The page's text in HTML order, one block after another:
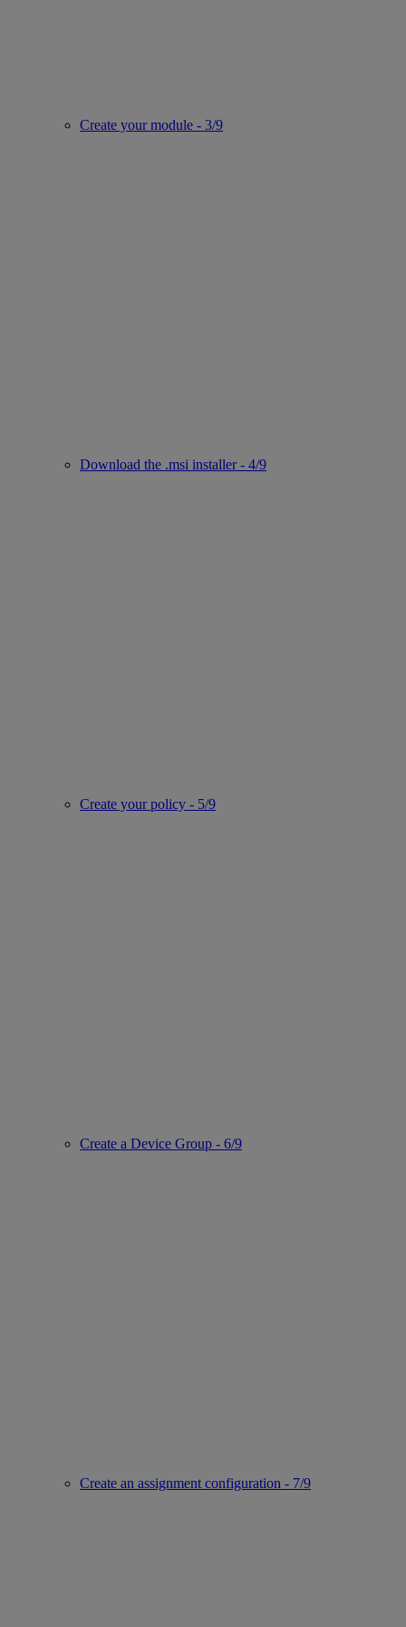
Create your module - 3/9
Download the .msi installer - 4/9
Create your policy - 5/9
Create a Device Group - 6/9
Create an assignment configuration - 7/9